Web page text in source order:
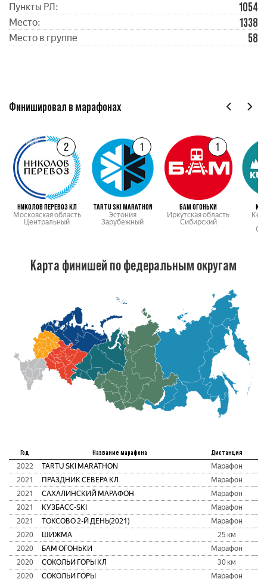
Пункты РЛ: 1054
Место: 1338
Место в группе 58
Финишировал в марафонах
2
НИКОЛОВ ПЕРЕВОЗ КЛ
Московская область
Центральный
1
TARTU SKI MARATHON
Эстония
Зарубежный
1
БАМ ОГОНЬКИ
Иркутская область
Сибирский
Карта финишей по федеральным округам
Год Название марафона Дистанция
2022 TARTU SKI MARATHON Марафон
2021
ПРАЗДНИК СЕВЕРА КЛ Марафон
2021
САХАЛИНСКИЙ МАРАФОН
Марафон
2021
КУЗБАСC-SKI
Марафон
2021
ТОКСОВО 2-Й ДЕНЬ(2021)
Марафон
2020
ШИЖМА
25 км
2020
БАМ ОГОНЬКИ
Марафон
2020
СОКОЛЬИ ГОРЫ КЛ 30 км
2020
СОКОЛЬИ ГОРЫ Марафон